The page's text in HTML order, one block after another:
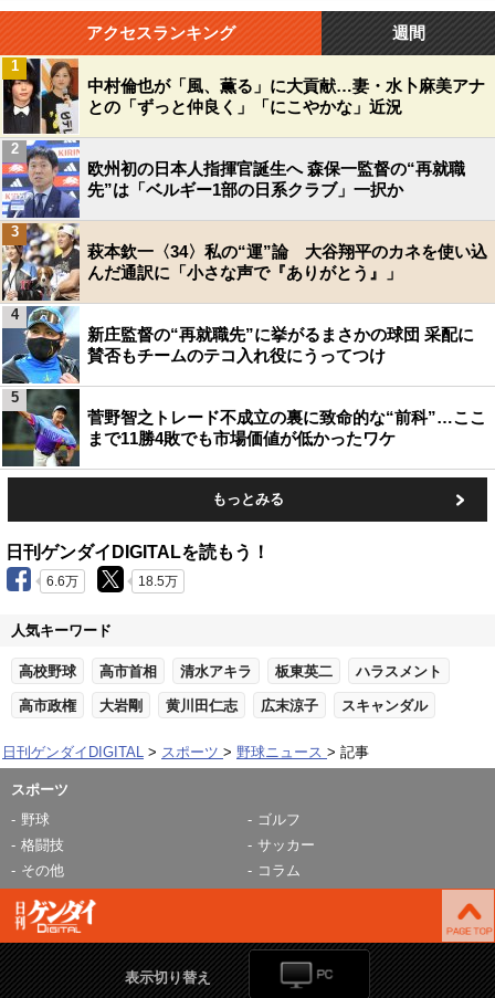
アクセスランキング 週間
中村倫也が「風、薫る」に大貢献…妻・水卜麻美アナ
との「ずっと仲良く」「にこやかな」近況
1
欧州初の日本人指揮官誕生へ 森保一監督の“再就職
先”は「ベルギー1部の日系クラブ」一択か
2
萩本欽一〈34〉私の“運”論 大谷翔平のカネを使い込
んだ通訳に「小さな声で『ありがとう』」
3
新庄監督の“再就職先”に挙がるまさかの球団 采配に
賛否もチームのテコ入れ役にうってつけ
4
菅野智之トレード不成立の裏に致命的な“前科”…ここ
まで11勝4敗でも市場価値が低かったワケ
5
もっとみる
日刊ゲンダイDIGITALを読もう！
6.6万 18.5万
人気キーワード
高校野球 高市首相 清水アキラ 板東英二 ハラスメント
高市政権 大岩剛 黄川田仁志 広末涼子 スキャンダル
日刊ゲンダイDIGITAL スポーツ 野球ニュース 記事
スポーツ
野球
ゴルフ
格闘技
サッカー
その他
コラム
表示切り替え